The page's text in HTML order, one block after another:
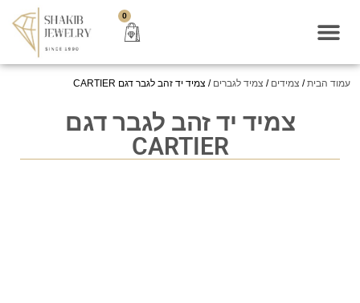
0
עמוד הבית/ צמידים / צמיד לגברים / צמיד יד זהב לגבר דגם CARTIER
צמיד יד זהב לגבר דגם
CARTIER